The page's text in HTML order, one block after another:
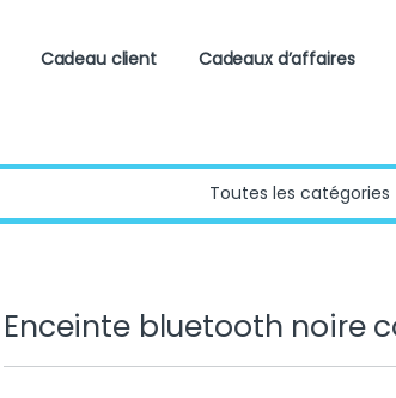
Cadeau client Cadeaux d’affaires
Enceinte bluetooth noire